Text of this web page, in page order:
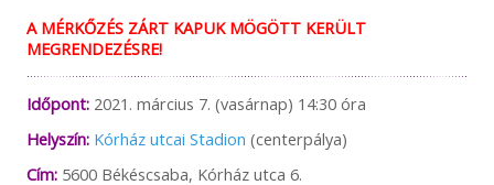
A MÉRKŐZÉS ZÁRT KAPUK MÖGÖTT KERÜLT
MEGRENDEZÉSRE!
Időpont:2021. március 7. (vasárnap) 14:30 óra
Helyszín: Kórház utcai Stadion (centerpálya)
Cím:5600 Békéscsaba, Kórház utca 6.